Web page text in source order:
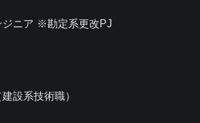
ジニア ※勘定系更改PJ
設系技術職）